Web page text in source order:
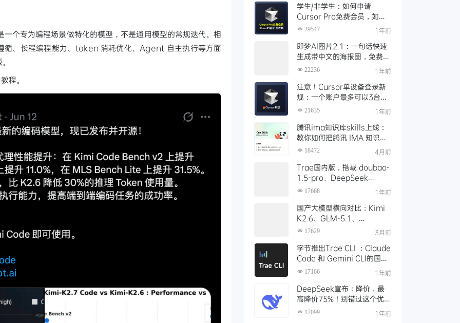
个专为编程场景做特化的模型，不是通用模型的常规迭代。相
、长程编程能力、token 消耗优化、Agent 自主执行等方面
程。
学生/非学生：如何申请
Cursor Pro免费会员，如何
通过SheerID验证快速激活全
29547 1年前
即梦AI图片2.1：一句话快速
生成带中文的海报图，免费AI
文生图、视频工具、AIGC创
22236 1年前
注意！Cursor单设备登录新
规：一个账户最多可以3台设
备登录，且限制单点登录
21635 1年前
腾讯ima知识库skills上线：
教你如何把腾讯 IMA 知识库
接入 OpenClaw 一步打通
18472 4月前
Trae国内版，搭载 doubao-
1.5-pro、DeepSeek
R1/V3模型，对比 Trae 国际
17668 1年前
国产大模型横向对比：Kimi
K2.6、GLM-5.1、
Qwen3、MiniMax M2 四
17629 3月前
字节推出Trae CLI ：Claude
Code 和 Gemini CLI的国产
平替 ？手把手教你如何安装
17166 1年前
DeepSeek宣布：降价，最
高降价75%！别错过这个优
惠时段，赶紧充值
17099 1年前